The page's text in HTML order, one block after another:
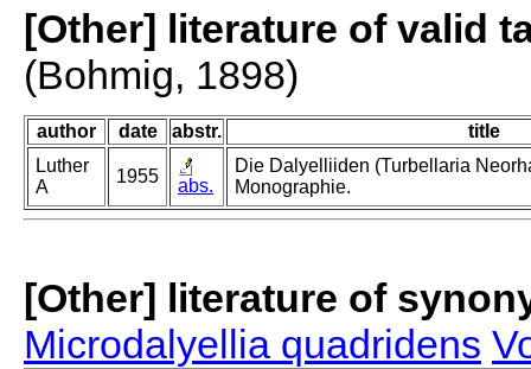
[Other] literature of valid
(Bohmig, 1898)
author date abstr.
title
Luther
A
1955 abs.
Die Dalyelliiden (Turbellaria
Monographie.
[Other] literature of
Microdalyellia quadridens